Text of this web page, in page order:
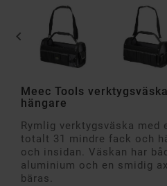

Meec Tools
hängare
Rymlig verktygsväska
totalt 31 mindre fack och
och insidan. Väskan har
aluminium och en smidig
bäras.